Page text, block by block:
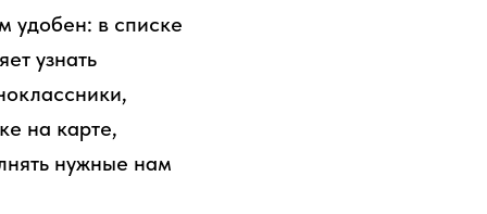
удобен: в списке
узнать
на карте,
нужные нам